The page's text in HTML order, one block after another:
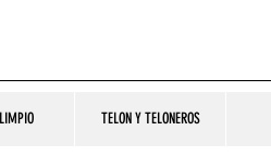
TELON Y TELONEROS